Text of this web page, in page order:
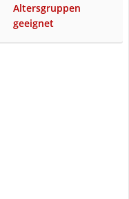
Altersgruppen
geeignet